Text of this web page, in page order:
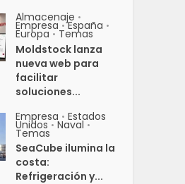
Almacenaje •
Empresa • España •
Europa • Temas
Moldstock lanza
nueva web para
facilitar
soluciones...
Empresa • Estados
Unidos • Naval •
Temas
SeaCube ilumina la
costa:
Refrigeración y...